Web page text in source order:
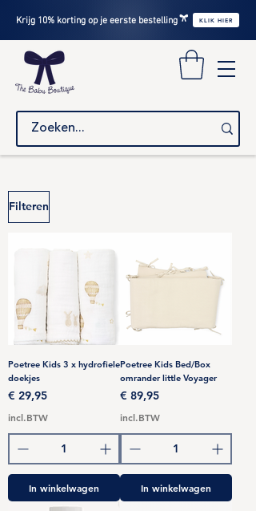
Krijg 10% korting op je eerste bestelling KLIK HIER
Filteren
Poetree Kids 3 x hydrofiele
doekjes
Prijs
€ 29,95
incl.BTW
In winkelwagen
Poetree Kids Bed/Box
omrander little Voyager
Prijs
€ 89,95
incl.BTW
In winkelwagen